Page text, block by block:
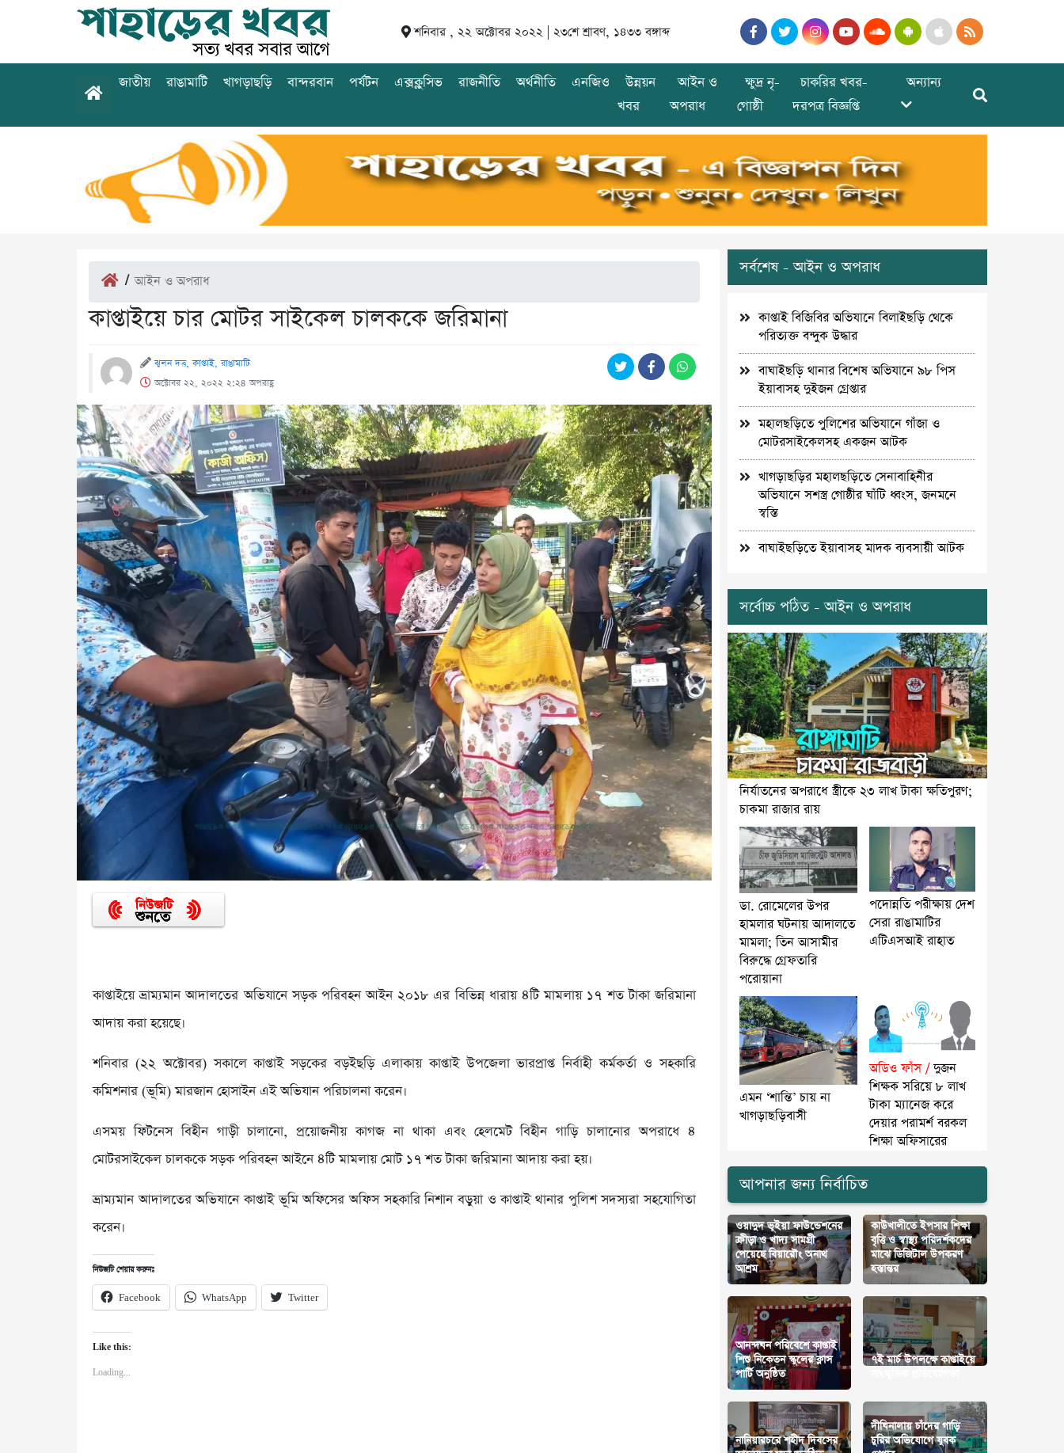
শনিবার , ২২ অক্টোবর ২০২২ | ২৩শে শ্রাবণ, ১৪৩৩ বঙ্গাব্দ
জাতীয় রাঙামাটি খাগড়াছড়ি বান্দরবান পর্যটন এক্সক্লুসিভ রাজনীতি অর্থনীতি এনজিও
উন্নয়ন
খবর
আইন ও
অপরাধ
ক্ষুদ্র নৃ-
গোষ্ঠী
চাকরির খবর-
দরপত্র বিজ্ঞপ্তি
অন্যান্য
/আইন ও অপরাধ
কাপ্তাইয়ে চার মোটর সাইকেল চালককে জরিমানা
ঝুলন দত্ত, কাপ্তাই, রাঙামাটি
অক্টোবর ২২, ২০২২ ২:২৪ অপরাহ্ণ
কাপ্তাইয়ে ভ্রাম্যমান আদালতের অভিযানে সড়ক পরিবহন আইন ২০১৮ এর বিভিন্ন ধারায় ৪টি মামলায় ১৭ শত টাকা জরিমানা
আদায় করা হয়েছে।
শনিবার (২২ অক্টোবর) সকালে কাপ্তাই সড়কের বড়ইছড়ি এলাকায় কাপ্তাই উপজেলা ভারপ্রাপ্ত নির্বাহী কর্মকর্তা ও সহকারি
কমিশনার (ভূমি) মারজান হোসাইন এই অভিযান পরিচালনা করেন।
এসময় ফিটনেস বিহীন গাড়ী চালানো, প্রয়োজনীয় কাগজ না থাকা এবং হেলমেট বিহীন গাড়ি চালানোর অপরাধে ৪
মোটরসাইকেল চালককে সড়ক পরিবহন আইনে ৪টি মামলায় মোট ১৭ শত টাকা জরিমানা আদায় করা হয়।
ভ্রাম্যমান আদালতের অভিযানে কাপ্তাই ভূমি অফিসের অফিস সহকারি নিশান বড়ুয়া ও কাপ্তাই থানার পুলিশ সদস্যরা সহযোগিতা
করেন।
নিউজটি শেয়ার করুনঃ
Facebook WhatsApp Twitter
Like this:
Loading...
সর্বশেষ - আইন ও অপরাধ
কাপ্তাই বিজিবির অভিযানে বিলাইছড়ি থেকে
পরিত্যক্ত বন্দুক উদ্ধার
বাঘাইছড়ি থানার বিশেষ অভিযানে ৯৮ পিস
ইয়াবাসহ দুইজন গ্রেপ্তার
মহালছড়িতে পুলিশের অভিযানে গাঁজা ও
মোটরসাইকেলসহ একজন আটক
খাগড়াছড়ির মহালছড়িতে সেনাবাহিনীর
অভিযানে সশস্ত্র গোষ্ঠীর ঘাঁটি ধ্বংস, জনমনে
স্বস্তি
বাঘাইছড়িতে ইয়াবাসহ মাদক ব্যবসায়ী আটক
সর্বোচ্চ পঠিত - আইন ও অপরাধ
নির্যাতনের অপরাধে স্ত্রীকে ২৩ লাখ টাকা ক্ষতিপুরণ;
চাকমা রাজার রায়
ডা. রোমেলের উপর
হামলার ঘটনায় আদালতে
মামলা; তিন আসামীর
বিরুদ্ধে গ্রেফতারি
পরোয়ানা
পদোন্নতি পরীক্ষায় দেশ
সেরা রাঙামাটির
এটিএসআই রাহাত
এমন ‘শান্তি’ চায় না
খাগড়াছড়িবাসী
অডিও ফাঁস /দুজন
শিক্ষক সরিয়ে ৮ লাখ
টাকা ম্যানেজ করে
দেয়ার পরামর্শ বরকল
শিক্ষা অফিসারের
আপনার জন্য নির্বাচিত
ওয়াদুদ ভূইয়া ফাউন্ডেশনের
ক্রীড়া ও খাদ্য সামগ্রী
পেয়েছে বিয়ারৌং অনাথ
আশ্রম
কাউখালীতে ইপসার শিক্ষা
বৃত্তি ও স্বাস্থ্য পরিদর্শকদের
মাঝে ডিজিটাল উপকরণ
হস্তান্তর
আনন্দঘন পরিবেশে কাপ্তাই
শিশু নিকেতন স্কুলের ক্লাস
পার্টি অনুষ্ঠিত
৭ই মার্চ উপলক্ষে কাপ্তাইয়ে
নানিয়ারচরে শহীদ দিবসের
দীঘিনালায় চাঁদের গাড়ি
চুরির অভিযোগে যুবক